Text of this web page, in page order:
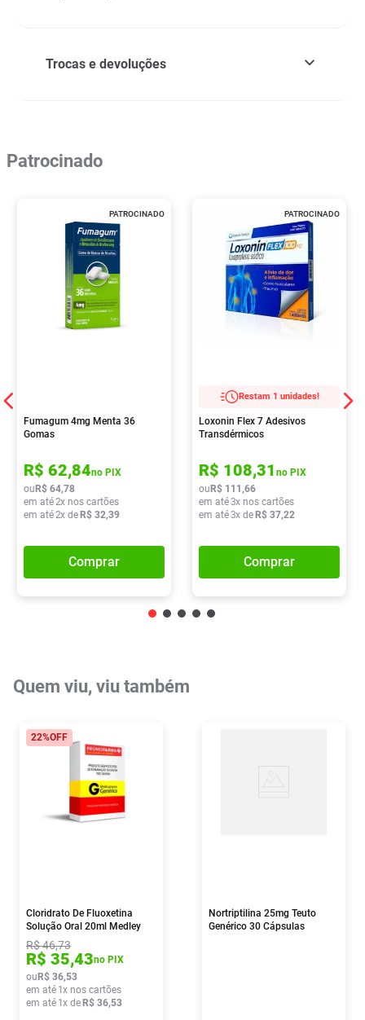
Trocas e devoluções
Patrocinado
PATROCINADO
Fumagum 4mg Menta 36
Gomas
R$ 62,84no PIX
ou R$ 64,78
em até2x nos cartões
em até2x de R$ 32,39
Comprar
PATROCINADO
Restam 1 unidades!
Loxonin Flex 7 Adesivos
Transdérmicos
R$ 108,31 no PIX
ou R$ 111 ,66
em até3x nos cartões
em até3x de R$ 37,22
Comprar
Quem viu, viu também
22%OFF
Cloridrato De Fluoxetina
Solução Oral 20ml Medley
R$46,73
R$ 35,43no PIX
ou R$ 36,53
em até 1x nos cartões
em até 1x de R$ 36,53
Nortriptilina 25mg Teuto
Genérico 30 Cápsulas